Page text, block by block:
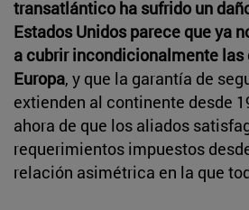
transatlántico ha sufrido un
Estados Unidos parece que ya
a cubrir incondicionalmente las
Europa, y que la garantía de
extienden al continente desde
ahora de que los aliados
requerimientos impuestos
relación asimétrica en la que